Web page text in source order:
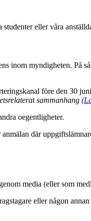
eller våra
inom myndigheten. På
före den 30
sammanhang
oegentligheter.
där
media (eller som
eller någon